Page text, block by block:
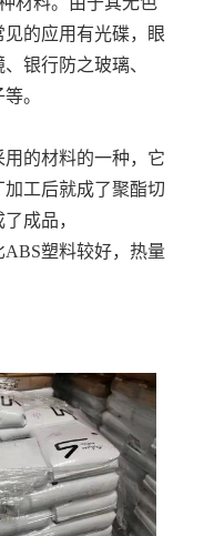
的应用有光碟，眼
银行防之玻璃、
。
的材料的一种，它
工后就成了聚酯切
成品，
塑料较好，热量